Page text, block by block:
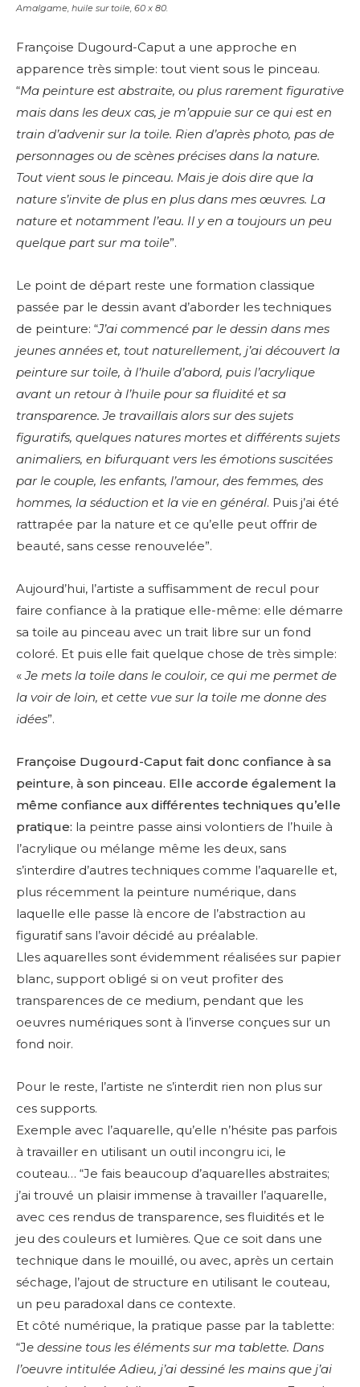
Amalgame, huile sur toile, 60 x 80.
Françoise Dugourd-Caput a une approche en
apparence très simple: tout vient sous le pinceau.
“Ma peinture est abstraite, ou plus rarement figurative
mais dans les deux cas, je m’appuie sur ce qui est en
train d’advenir sur la toile. Rien d’après photo, pas de
personnages ou de scènes précises dans la nature.
Tout vient sous le pinceau. Mais je dois dire que la
nature s’invite de plus en plus dans mes œuvres. La
nature et notamment l’eau. Il y en a toujours un peu
quelque part sur ma toile”.
Le point de départ reste une formation classique
passée par le dessin avant d’aborder les techniques
de peinture: “J’ai commencé par le dessin dans mes
jeunes années et, tout naturellement, j’ai découvert la
peinture sur toile, à l’huile d’abord, puis l’acrylique
avant un retour à l’huile pour sa fluidité et sa
transparence. Je travaillais alors sur des sujets
figuratifs, quelques natures mortes et différents sujets
animaliers, en bifurquant vers les émotions suscitées
par le couple, les enfants, l’amour, des femmes, des
hommes, la séduction et la vie en général. Puis j’ai été
rattrapée par la nature et ce qu’elle peut offrir de
beauté, sans cesse renouvelée”.
Aujourd’hui, l’artiste a suffisamment de recul pour
faire confiance à la pratique elle-même: elle démarre
sa toile au pinceau avec un trait libre sur un fond
coloré. Et puis elle fait quelque chose de très simple:
«Je mets la toile dans le couloir, ce qui me permet de
la voir de loin, et cette vue sur la toile me donne des
idées”.
Françoise Dugourd-Caput fait donc confiance à sa
peinture, à son pinceau. Elle accorde également la
même confiance aux différentes techniques qu’elle
pratique: la peintre passe ainsi volontiers de l’huile à
l’acrylique ou mélange même les deux, sans
s’interdire d’autres techniques comme l’aquarelle et,
plus récemment la peinture numérique, dans
laquelle elle passe là encore de l’abstraction au
figuratif sans l’avoir décidé au préalable.
Lles aquarelles sont évidemment réalisées sur papier
blanc, support obligé si on veut profiter des
transparences de ce medium, pendant que les
oeuvres numériques sont à l’inverse conçues sur un
fond noir.
Pour le reste, l’artiste ne s’interdit rien non plus sur
ces supports.
Exemple avec l’aquarelle, qu’elle n’hésite pas parfois
à travailler en utilisant un outil incongru ici, le
couteau… “Je fais beaucoup d’aquarelles abstraites;
j’ai trouvé un plaisir immense à travailler l’aquarelle,
avec ces rendus de transparence, ses fluidités et le
jeu des couleurs et lumières. Que ce soit dans une
technique dans le mouillé, ou avec, après un certain
séchage, l’ajout de structure en utilisant le couteau,
un peu paradoxal dans ce contexte.
Et côté numérique, la pratique passe par la tablette:
“Je dessine tous les éléments sur ma tablette. Dans
l’oeuvre intitulée Adieu, j’ai dessiné les mains que j’ai